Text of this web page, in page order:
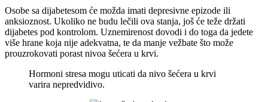
Osobe sa dijabetesom će možda imati depresivne epizode ili
anksioznost. Ukoliko ne budu lečili ova stanja, još će teže držati
dijabetes pod kontrolom. Uznemirenost dovodi i do toga da jedete
više hrane koja nije adekvatna, te da manje vežbate što može
prouzrokovati porast nivoa šećera u krvi.
Hormoni stresa mogu uticati da nivo šećera u krvi
varira nepredvidivo.